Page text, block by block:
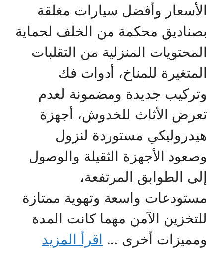
الأسعار وأفضل سيارات مغلقة
بصناديق محكمة من الخلف لحماية
المحتويات المنزلية من التقلبات
المتغيرة للمناخ، أدوات فك
وتركيب جديدة ومضمونة لعدم
تعرض الأثاث للخدوش، أجهزة
هيدروليكي مستوردة لنزول
وصعود الأجهزة الثقيلة والوصول
إلى الطوابق المرتفعة،
مستودعات واسعة وتهوية ممتازة
للتخزين الآمن مهما كانت المدة
ومميزات أخرى … اقرأ المزيد